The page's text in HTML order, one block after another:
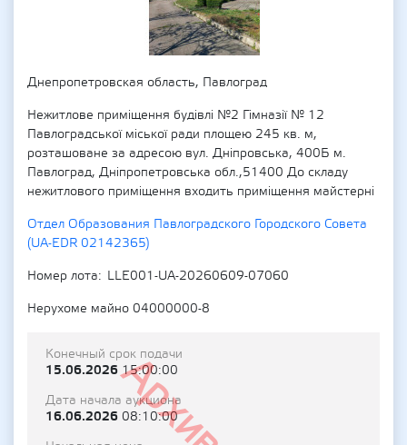
Днепропетровская область, Павлоград
Нежитлове приміщення будівлі №2 Гімназії № 12
Павлоградської міської ради площею 245 кв. м,
розташоване за адресою вул. Дніпровська, 400Б м.
Павлоград, Дніпропетровська обл.,51400 До складу
нежитлового приміщення входить приміщення майстерні
Отдел Образования Павлоградского Городского Совета
(UA-EDR 02142365)
Номер лота
LLE001-UA-20260609-07060
Нерухоме майно 04000000-8
Конечный срок подачи
15.06.202615:00:00
Дата начала аукциона
16.06.2026 08:10:00